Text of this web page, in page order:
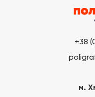
+38
м.